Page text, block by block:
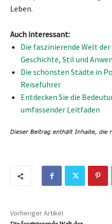
Leben.
Auch interessant:
Die faszinierende Welt
Geschichte, Stil und
Die schönsten Städte in
Reiseführer
Entdecken Sie die
umfassender Leitfaden
Vorheriger Artikel